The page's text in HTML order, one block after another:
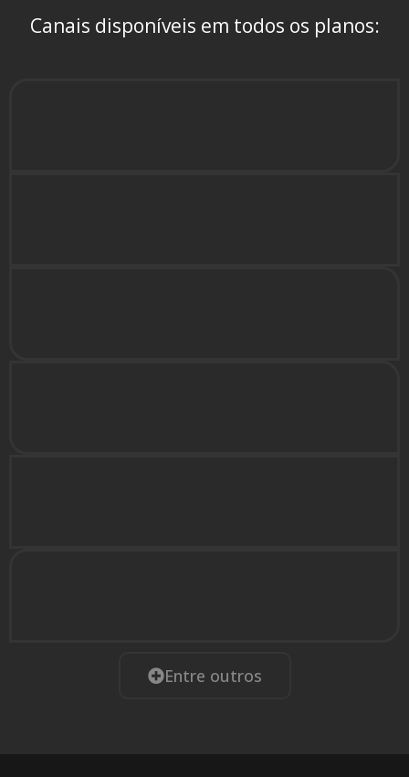
Canais disponíveis em todos os planos:
Entre outros